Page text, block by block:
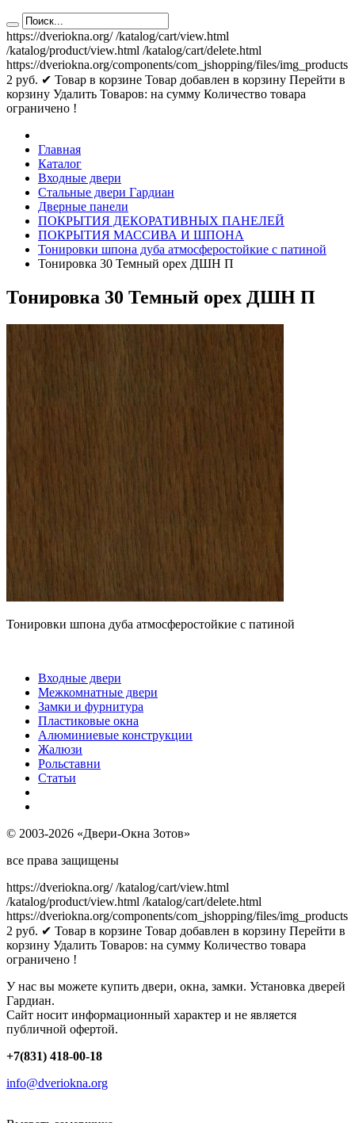
https://dveriokna.org/ /katalog/cart/view.html
/katalog/product/view.html /katalog/cart/delete.html
https://dveriokna.org/components/com_jshopping/files/img_products
2 руб. ✔ Товар в корзине Товар добавлен в корзину Перейти в
корзину Удалить Товаров: на сумму Количество товара
ограничено !
Главная
Каталог
Входные двери
Стальные двери Гардиан
Дверные панели
ПОКРЫТИЯ ДЕКОРАТИВНЫХ ПАНЕЛЕЙ
ПОКРЫТИЯ МАССИВА И ШПОНА
Тонировки шпона дуба атмосферостойкие с патиной
Тонировка 30 Темный орех ДШН П
Тонировка 30 Темный орех ДШН П
Тонировки шпона дуба атмосферостойкие с патиной
Входные двери
Межкомнатные двери
Замки и фурнитура
Пластиковые окна
Алюминиевые конструкции
Жалюзи
Рольставни
Статьи
© 2003-2026 «Двери-Окна Зотов»
все права защищены
https://dveriokna.org/ /katalog/cart/view.html
/katalog/product/view.html /katalog/cart/delete.html
https://dveriokna.org/components/com_jshopping/files/img_products
2 руб. ✔ Товар в корзине Товар добавлен в корзину Перейти в
корзину Удалить Товаров: на сумму Количество товара
ограничено !
У нас вы можете купить двери, окна, замки. Установка дверей
Гардиан.
Сайт носит информационный характер и не является
публичной офертой.
+7(831) 418-00-18
info@dveriokna.org